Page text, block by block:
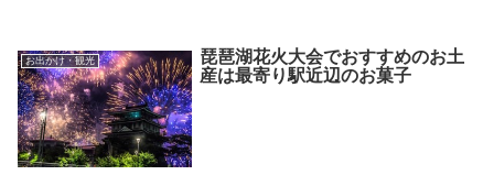
お出かけ・観光
琵琶湖花火大会でおすすめのお土
産は最寄り駅近辺のお菓子